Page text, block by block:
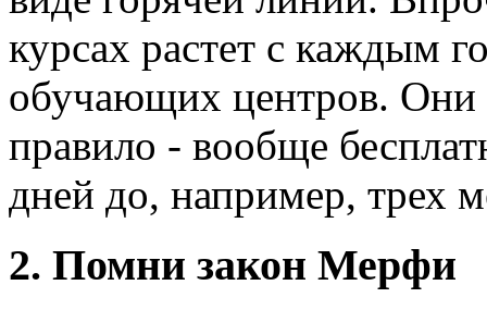
курсах растет с каждым
обучающих центров. Они
правило - вообще
дней до, например, трех
2. Помни закон Мерфи